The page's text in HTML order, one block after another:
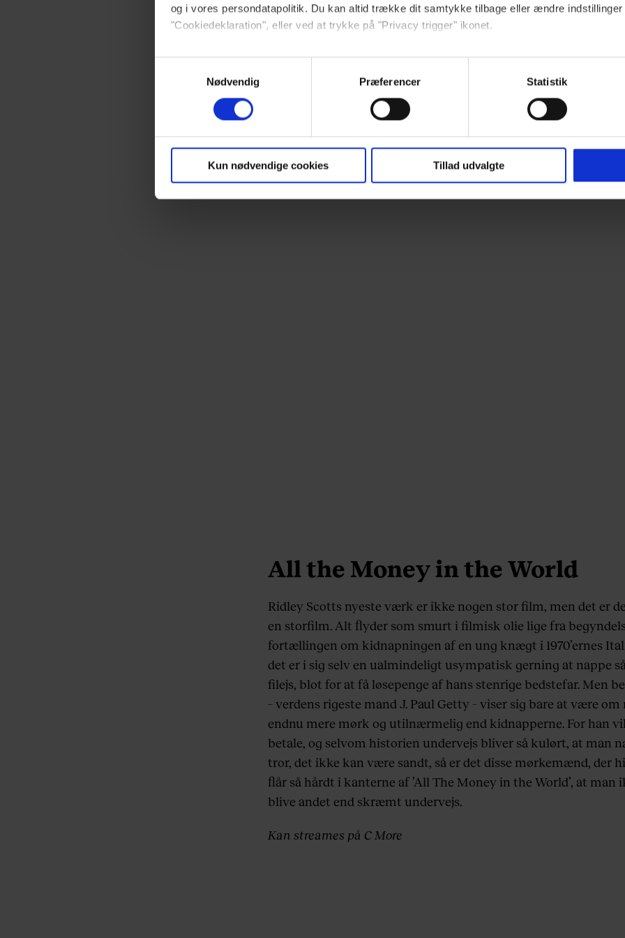
og i vores persondatapolitik. Du kan altid trække dit samtykke tilbage eller ændre indstillinger
"Cookiedeklaration", eller ved at trykke på "Privacy trigger" ikonet.
Dine valg anvendes på hele websitet.
Vi ønsker dit samtykke til at indsamle og bruge data for at kunne levere og finansiere
markedsføring, så vi kan optimere vores reklametiltag på sociale medier og til at vise dig
Nødvendig
Præferencer Statistik
Kun nødvendige cookies Tillad udvalgte
skræmte unge, der ikke kan fatte, at sådan et attentat rammer et
den så realistisk, at man glemmer alt omkring sig.
Kan streames på Viaplay
All the Money in the World
Ridley Scotts nyeste værk er ikke nogen stor film, men det er
en storfilm. Alt flyder som smurt i filmisk olie lige fra
fortællingen om kidnapningen af en ung knægt i 1970’ernes
det er i sig selv en ualmindeligt usympatisk gerning at nappe
filejs, blot for at få løsepenge af hans stenrige bedstefar. Men
– verdens rigeste mand J. Paul Getty – viser sig bare at være
endnu mere mørk og utilnærmelig end kidnapperne. For han
betale, og selvom historien undervejs bliver så kulørt, at man
tror, det ikke kan være sandt, så er det disse mørkemænd, der
flår så hårdt i kanterne af ’All The Money in the World’, at man
blive andet end skræmt undervejs.
Kan streames på C More